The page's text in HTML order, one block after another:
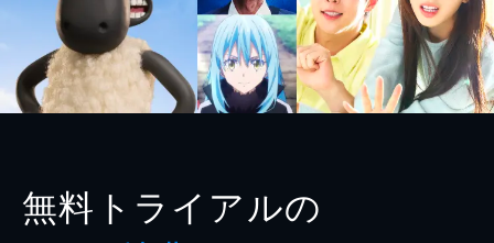
無料トライアルの